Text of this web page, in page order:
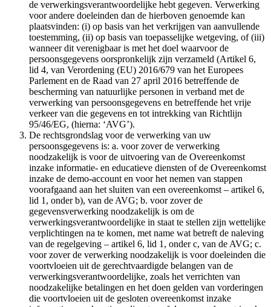
de verwerkingsverantwoordelijke hebt gegeven. Verwerking
voor andere doeleinden dan de hierboven genoemde kan
plaatsvinden: (i) op basis van het verkrijgen van aanvullende
toestemming, (ii) op basis van toepasselijke wetgeving, of (iii)
wanneer dit verenigbaar is met het doel waarvoor de
persoonsgegevens oorspronkelijk zijn verzameld (Artikel 6,
lid 4, van Verordening (EU) 2016/679 van het Europees
Parlement en de Raad van 27 april 2016 betreffende de
bescherming van natuurlijke personen in verband met de
verwerking van persoonsgegevens en betreffende het vrije
verkeer van die gegevens en tot intrekking van Richtlijn
95/46/EG, (hierna: ‘AVG’).
De rechtsgrondslag voor de verwerking van uw
persoonsgegevens is: a. voor zover de verwerking
noodzakelijk is voor de uitvoering van de Overeenkomst
inzake informatie- en educatieve diensten of de Overeenkomst
inzake de demo-account en voor het nemen van stappen
voorafgaand aan het sluiten van een overeenkomst – artikel 6,
lid 1, onder b), van de AVG; b. voor zover de
gegevensverwerking noodzakelijk is om de
verwerkingsverantwoordelijke in staat te stellen zijn wettelijke
verplichtingen na te komen, met name wat betreft de naleving
van de regelgeving – artikel 6, lid 1, onder c, van de AVG; c.
voor zover de verwerking noodzakelijk is voor doeleinden die
voortvloeien uit de gerechtvaardigde belangen van de
verwerkingsverantwoordelijke, zoals het verrichten van
noodzakelijke betalingen en het doen gelden van vorderingen
die voortvloeien uit de gesloten overeenkomst inzake